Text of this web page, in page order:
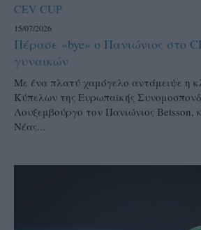
CEV CUP
15/07/2026
Πέρασε «bye» ο Πανιώνιος στο
γυναικών
Με ένα πλατύ χαμόγελο αντάμειψε η
Κύπελων της Ευρωπαϊκής
Λουξεμβούργο τον Πανιώνιος Betsson,
Νέας...